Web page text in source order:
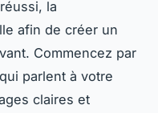
la
afin de créer un
Commencez par
parlent à votre
claires et